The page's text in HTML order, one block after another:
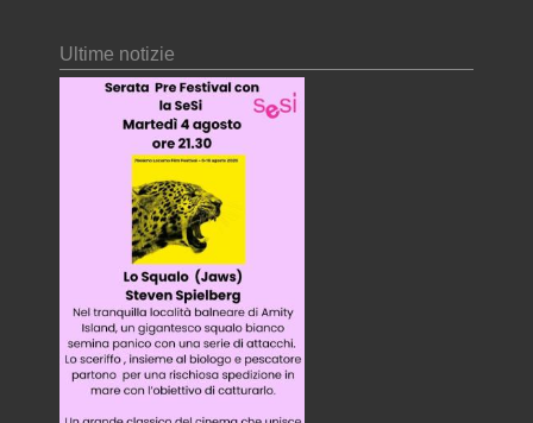
Ultime notizie